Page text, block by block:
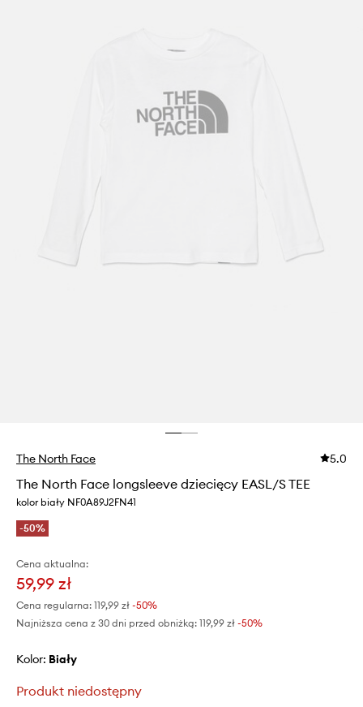
The North Face 5.0
The North Face longsleeve dziecięcy EASL/S TEE
kolor biały NF0A89J2FN41
-50%
Cena aktualna:
59,99 zł
Cena regularna: 119,99 zł -50%
Najniższa cena z 30 dni przed obniżką: 119,99 zł -50%
Kolor: biały
Produkt niedostępny